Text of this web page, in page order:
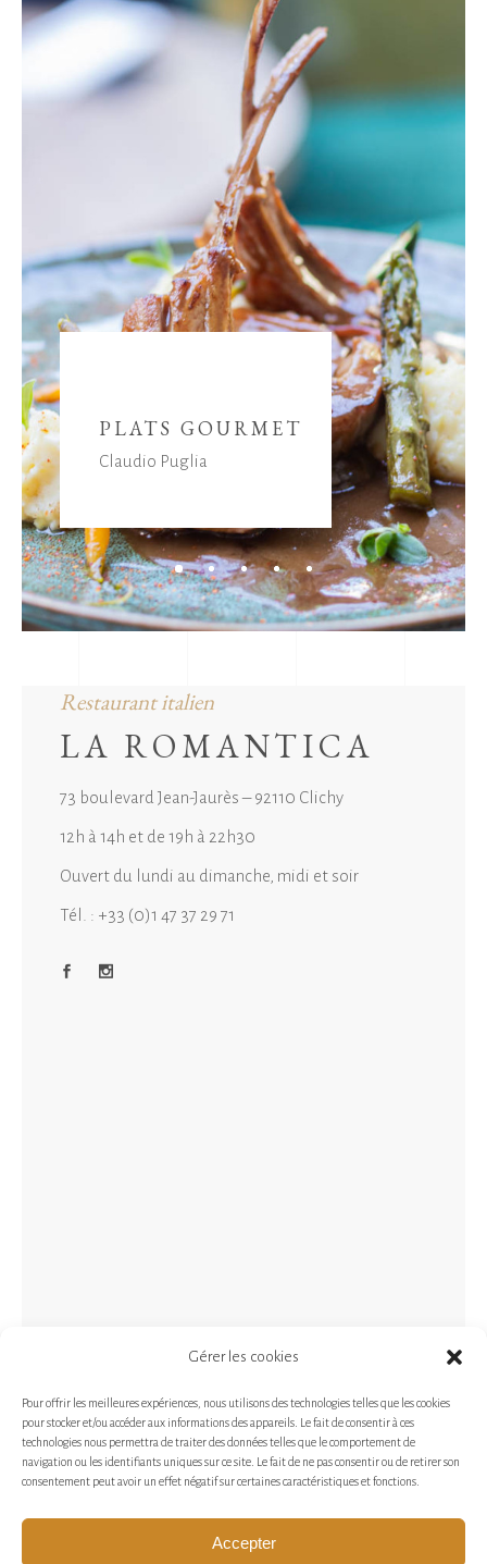
Gérer les cookies
Pour offrir les meilleures expériences, nous utilisons des technologies telles que les cookies
pour stocker et/ou accéder aux informations des appareils. Le fait de consentir à ces
technologies nous permettra de traiter des données telles que le comportement de
navigation ou les identifiants uniques sur ce site. Le fait de ne pas consentir ou de retirer son
consentement peut avoir un effet négatif sur certaines caractéristiques et fonctions.
Accepter
PLATS GOURMET
Claudio Puglia
Restaurant italien
LA ROMANTICA
73 boulevard Jean-Jaurès – 92110 Clichy
12h à 14h et de 19h à 22h30
Ouvert du lundi au dimanche, midi et soir
Tél. : +33 (0)1 47 37 29 71